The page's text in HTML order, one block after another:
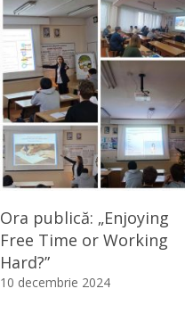
Ora publică: „Enjoying
Free Time or Working
Hard?”
10 decembrie 2024